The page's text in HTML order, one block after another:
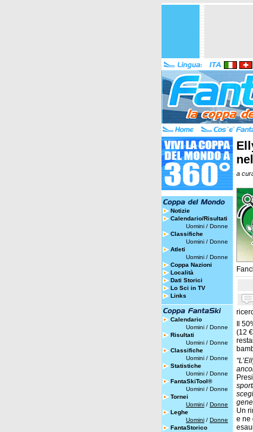
Notizie
Calendario/Risultati
Uomini / Donne
Classifiche
Uomini / Donne
Atleti
Uomini / Donne
Coppa Nazioni
Località
Dati Storici
Lo Sci in TV
Links
Calendario
Uomini / Donne
Risultati
Uomini / Donne
Classifiche
Uomini / Donne
Statistiche
Uomini / Donne
FantaSkiTool®
Uomini / Donne
Tornei
Uomini / Donne
Leghe
Uomini / Donne
FantaStorico
a
Il
(12
Un
e ne